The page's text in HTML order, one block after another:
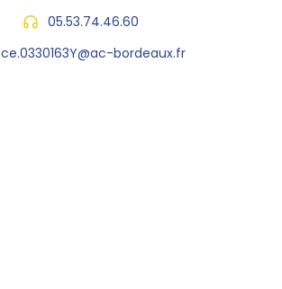
05.53.74.46.60
ce.0330163Y@ac-bordeaux.fr